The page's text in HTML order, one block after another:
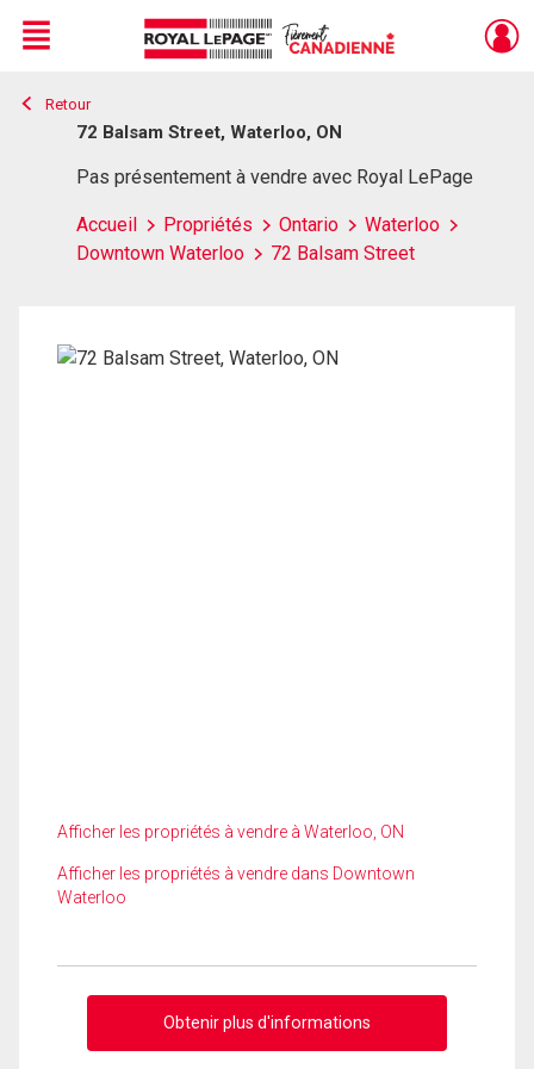
Live
En Direct
Menu
Retour
72 Balsam Street, Waterloo, ON
Pas présentement à vendre avec Royal LePage
Accueil Propriétés Ontario
Waterloo
Downtown Waterloo
72 Balsam Street
Afficher les propriétés à vendre à Waterloo, ON
Afficher les propriétés à vendre dans Downtown
Waterloo
Obtenir plus d'informations